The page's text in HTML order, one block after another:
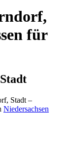
für
Stadt –
Niedersachsen